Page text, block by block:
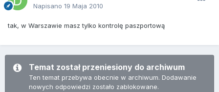
Napisano 19 Maja 2010
tak, w Warszawie masz tylko kontrolę paszportową
Temat został przeniesiony do archiwum
Ten temat przebywa obecnie w archiwum. Dodawanie
nowych odpowiedzi zostało zablokowane.